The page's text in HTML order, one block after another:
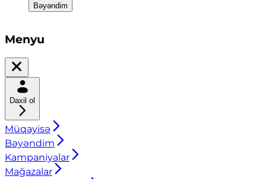
Bəyəndim
Menyu
Daxil ol
Müqayisə
Bəyəndim
Kampaniyalar
Mağazalar